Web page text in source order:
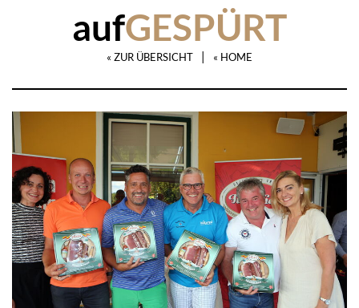
aufGESPÜRT
« ZUR ÜBERSICHT | « HOME